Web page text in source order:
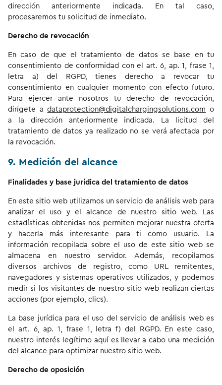
dirección anteriormente indicada. En tal caso,
procesaremos tu solicitud de inmediato.
Derecho de revocación
En caso de que el tratamiento de datos se base en tu
consentimiento de conformidad con el art. 6, ap. 1, frase 1,
letra a) del RGPD, tienes derecho a revocar tu
consentimiento en cualquier momento con efecto futuro.
Para ejercer ante nosotros tu derecho de revocación,
dirígete adataprotection@digitalchargingsolutions.com o
a la dirección anteriormente indicada. La licitud del
tratamiento de datos ya realizado no se verá afectada por
la revocación.
9. Medición del alcance
Finalidades y base jurídica del tratamiento de datos
En este sitio web utilizamos un servicio de análisis web para
analizar el uso y el alcance de nuestro sitio web. Las
estadísticas obtenidas nos permiten mejorar nuestra oferta
y hacerla más interesante para ti como usuario. La
información recopilada sobre el uso de este sitio web se
almacena en nuestro servidor. Además, recopilamos
diversos archivos de registro, como URL remitentes,
navegadores y sistemas operativos utilizados, y podemos
medir si los visitantes de nuestro sitio web realizan ciertas
acciones (por ejemplo, clics).
La base jurídica para el uso del servicio de análisis web es
el art. 6, ap. 1, frase 1, letra f) del RGPD. En este caso,
nuestro interés legítimo aquí es llevar a cabo una medición
del alcance para optimizar nuestro sitio web.
Derecho de oposición